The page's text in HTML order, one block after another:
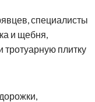
специалисты
и щебня,
плитку